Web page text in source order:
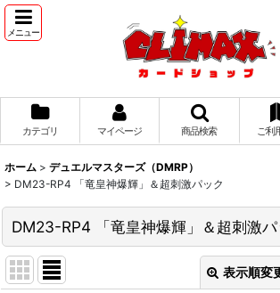
メニュー
カテゴリ マイページ 商品検索 ご利
ホーム > デュエルマスターズ（DMRP）
> DM23-RP4 「竜皇神爆輝」＆超刺激パック
DM23-RP4 「竜皇神爆輝」＆超刺激パ
表示順変